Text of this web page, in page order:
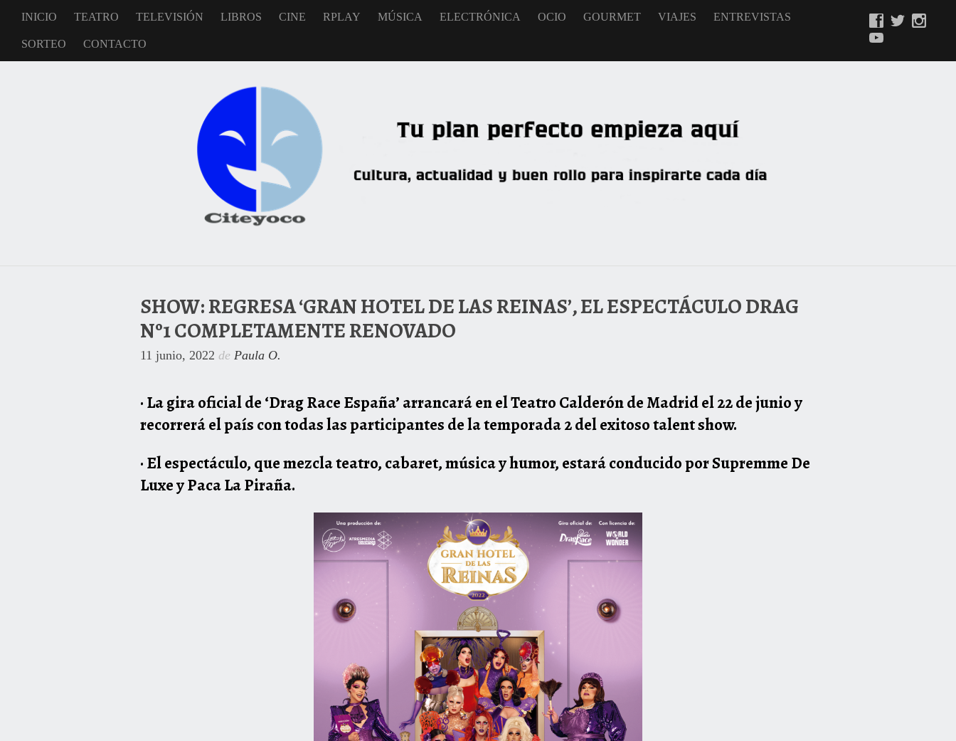
INICIO TEATRO TELEVISIÓN LIBROS CINE RPLAY MÚSICA ELECTRÓNICA OCIO GOURMET VIAJES ENTREVISTAS
SORTEO CONTACTO
SHOW: REGRESA ‘GRAN HOTEL DE LAS REINAS’, EL ESPECTÁCULO DRAG
Nº1 COMPLETAMENTE RENOVADO
11 junio, 2022 de Paula O.
· La gira oficial de ‘Drag Race España’ arrancará en el Teatro Calderón de Madrid el 22 de junio y
recorrerá el país con todas las participantes de la temporada 2 del exitoso talent show.
· El espectáculo, que mezcla teatro, cabaret, música y humor, estará conducido por Supremme De
Luxe y Paca La Piraña.